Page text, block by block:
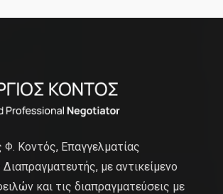
Φ. Κοντός, Επαγγελματίας
με αντικείμενο
και τις διαπραγματεύσεις με